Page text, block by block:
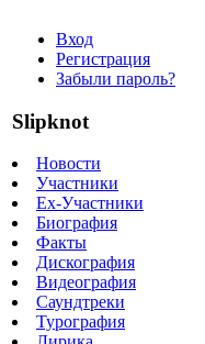
Вход
Регистрация
Забыли пароль?
Slipknot
Новости
Участники
Ex-Участники
Биография
Факты
Дискография
Видеография
Саундтреки
Турография